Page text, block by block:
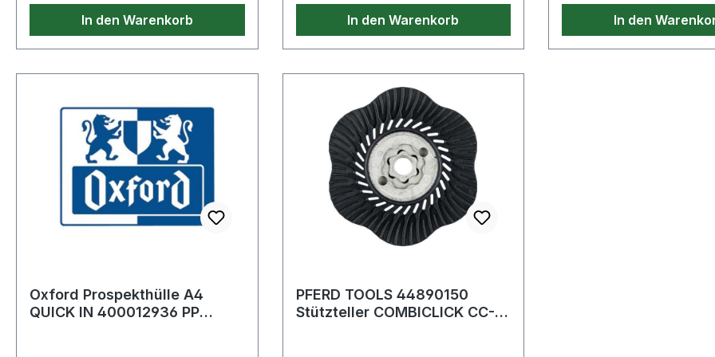
In den Warenkorb In den Warenkorb In den
Oxford Prospekthülle A4
QUICK IN 400012936 PP
PFERD TOOLS 44890150
Stützteller COMBICLICK CC-